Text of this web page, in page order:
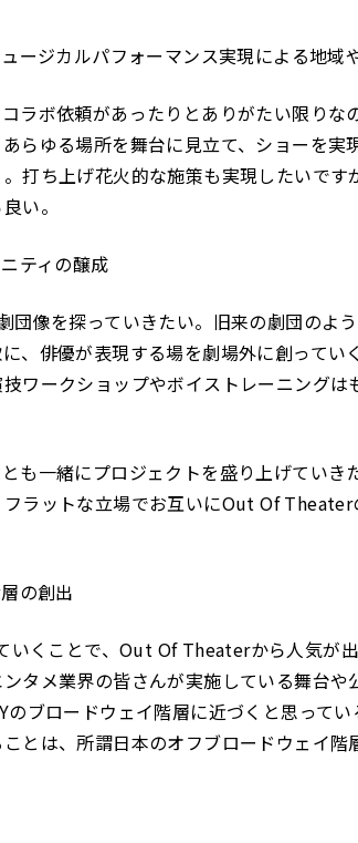
ージカルパフォーマンス実現による地域
ラボ依頼があったりとありがたい限り
らゆる場所を舞台に見立て、ショーを実
打ち上げ花火的な施策も実現したいで
い。
ティの醸成
像を探っていきたい。旧来の劇団のよ
、俳優が表現する場を劇場外に創ってい
ワークショップやボイストレーニングは
も一緒にプロジェクトを盛り上げていき
ラットな立場でお互いにOut Of
の創出
くことで、Out Of Theaterから人気が
タメ業界の皆さんが実施している舞台
のブロードウェイ階層に近づくと思って
とは、所謂日本のオフブロードウェイ階